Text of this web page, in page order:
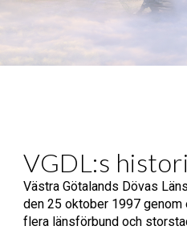
VGDL:s
Västra Götalands Dövas
den 25 oktober 1997 genom
flera länsförbund och